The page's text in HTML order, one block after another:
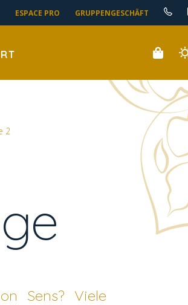
ESPACE PRO GRUPPENGESCHÄFT
2
Sens? Viele